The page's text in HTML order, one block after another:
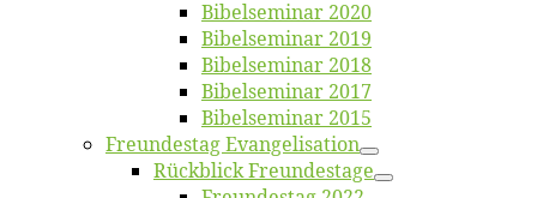
Bi­bel­se­mi­nar 2020
Bi­bel­se­mi­nar 2019
Bi­bel­se­mi­nar 2018
Bibelsemi­nar 2017
Bibelsemi­nar 2015
Freun­des­tag Evangelisation
Rück­blick Freundestage